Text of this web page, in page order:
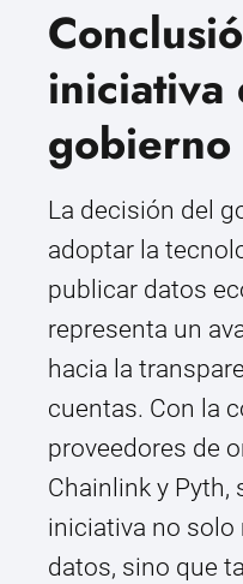
iniciativa
gobierno
La decisión del
adoptar la
publicar datos
representa un
hacia la
cuentas. Con la
proveedores de
Chainlink y Pyth,
iniciativa no solo
datos, sino que